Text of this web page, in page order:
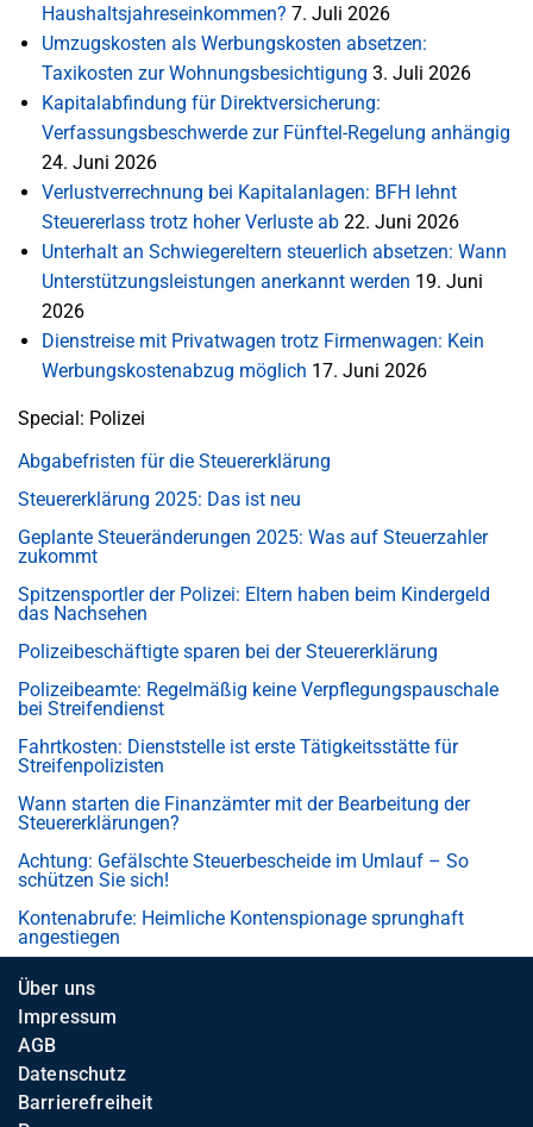
Haushaltsjahreseinkommen? 7. Juli 2026
Umzugskosten als Werbungskosten absetzen:
Taxikosten zur Wohnungsbesichtigung 3. Juli 2026
Kapitalabfindung für Direktversicherung:
Verfassungsbeschwerde zur Fünftel-Regelung anhängig
24. Juni 2026
Verlustverrechnung bei Kapitalanlagen: BFH lehnt
Steuererlass trotz hoher Verluste ab 22. Juni 2026
Unterhalt an Schwiegereltern steuerlich absetzen: Wann
Unterstützungsleistungen anerkannt werden 19. Juni
2026
Dienstreise mit Privatwagen trotz Firmenwagen: Kein
Werbungskostenabzug möglich 17. Juni 2026
Special: Polizei
Abgabefristen für die Steuererklärung
Steuererklärung 2025: Das ist neu
Geplante Steueränderungen 2025: Was auf Steuerzahler
zukommt
Spitzensportler der Polizei: Eltern haben beim Kindergeld
das Nachsehen
Polizeibeschäftigte sparen bei der Steuererklärung
Polizeibeamte: Regelmäßig keine Verpflegungspauschale
bei Streifendienst
Fahrtkosten: Dienststelle ist erste Tätigkeitsstätte für
Streifenpolizisten
Wann starten die Finanzämter mit der Bearbeitung der
Steuererklärungen?
Achtung: Gefälschte Steuerbescheide im Umlauf – So
schützen Sie sich!
Kontenabrufe: Heimliche Kontenspionage sprunghaft
angestiegen
Über uns
Impressum
AGB
Datenschutz
Barrierefreiheit